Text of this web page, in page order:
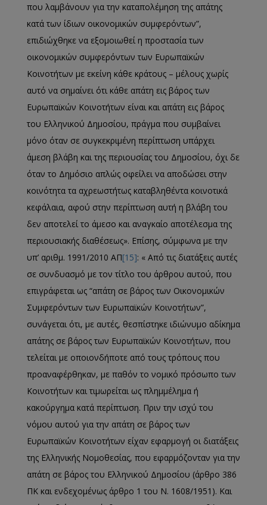
που λαμβάνουν για την καταπολέμηση της απάτης
κατά των ίδιων οικονομικών συμφερόντων”,
επιδιώχθηκε να εξομοιωθεί η προστασία των
οικονομικών συμφερόντων των Ευρωπαϊκών
Κοινοτήτων με εκείνη κάθε κράτους – μέλους χωρίς
αυτό να σημαίνει ότι κάθε απάτη εις βάρος των
Ευρωπαϊκών Κοινοτήτων είναι και απάτη εις βάρος
του Ελληνικού Δημοσίου, πράγμα που συμβαίνει
μόνο όταν σε συγκεκριμένη περίπτωση υπάρχει
άμεση βλάβη και της περιουσίας του Δημοσίου, όχι δε
όταν το Δημόσιο απλώς οφείλει να αποδώσει στην
κοινότητα τα αχρεωστήτως καταβληθέντα κοινοτικά
κεφάλαια, αφού στην περίπτωση αυτή η βλάβη του
δεν αποτελεί το άμεσο και αναγκαίο αποτέλεσμα της
περιουσιακής διαθέσεως». Επίσης, σύμφωνα με την
υπ’ αριθμ. 1991/2010 ΑΠ[15]: « Από τις διατάξεις αυτές
σε συνδυασμό με τον τίτλο του άρθρου αυτού, που
επιγράφεται ως “απάτη σε βάρος των Οικονομικών
Συμφερόντων των Ευρωπαϊκών Κοινοτήτων”,
συνάγεται ότι, με αυτές, θεσπίστηκε ιδιώνυμο αδίκημα
απάτης σε βάρος των Ευρωπαϊκών Κοινοτήτων, που
τελείται με οποιονδήποτε από τους τρόπους που
προαναφέρθηκαν, με παθόν το νομικό πρόσωπο των
Κοινοτήτων και τιμωρείται ως πλημμέλημα ή
κακούργημα κατά περίπτωση. Πριν την ισχύ του
νόμου αυτού για την απάτη σε βάρος των
Ευρωπαϊκών Κοινοτήτων είχαν εφαρμογή οι διατάξεις
της Ελληνικής Νομοθεσίας, που εφαρμόζονταν για την
απάτη σε βάρος του Ελληνικού Δημοσίου (άρθρο 386
ΠΚ και ενδεχομένως άρθρο 1 του Ν. 1608/1951). Και